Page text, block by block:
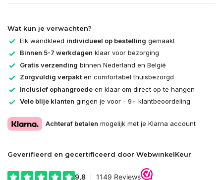
Wat kun je verwachten?
Elk wandkleed individueel op bestelling gemaakt
Binnen 5-7 werkdagen klaar voor bezorging
Gratis verzending binnen Nederland en België
Zorgvuldig verpakten comfortabel thuisbezorgd
Inclusief ophangroede en klaar om direct op te hangen
Vele blije klanten gingen je voor - 9+ klantbeoordeling
Achteraf betalen mogelijk met je Klarna account
Geverifieerd en gecertificeerd door WebwinkelKeur